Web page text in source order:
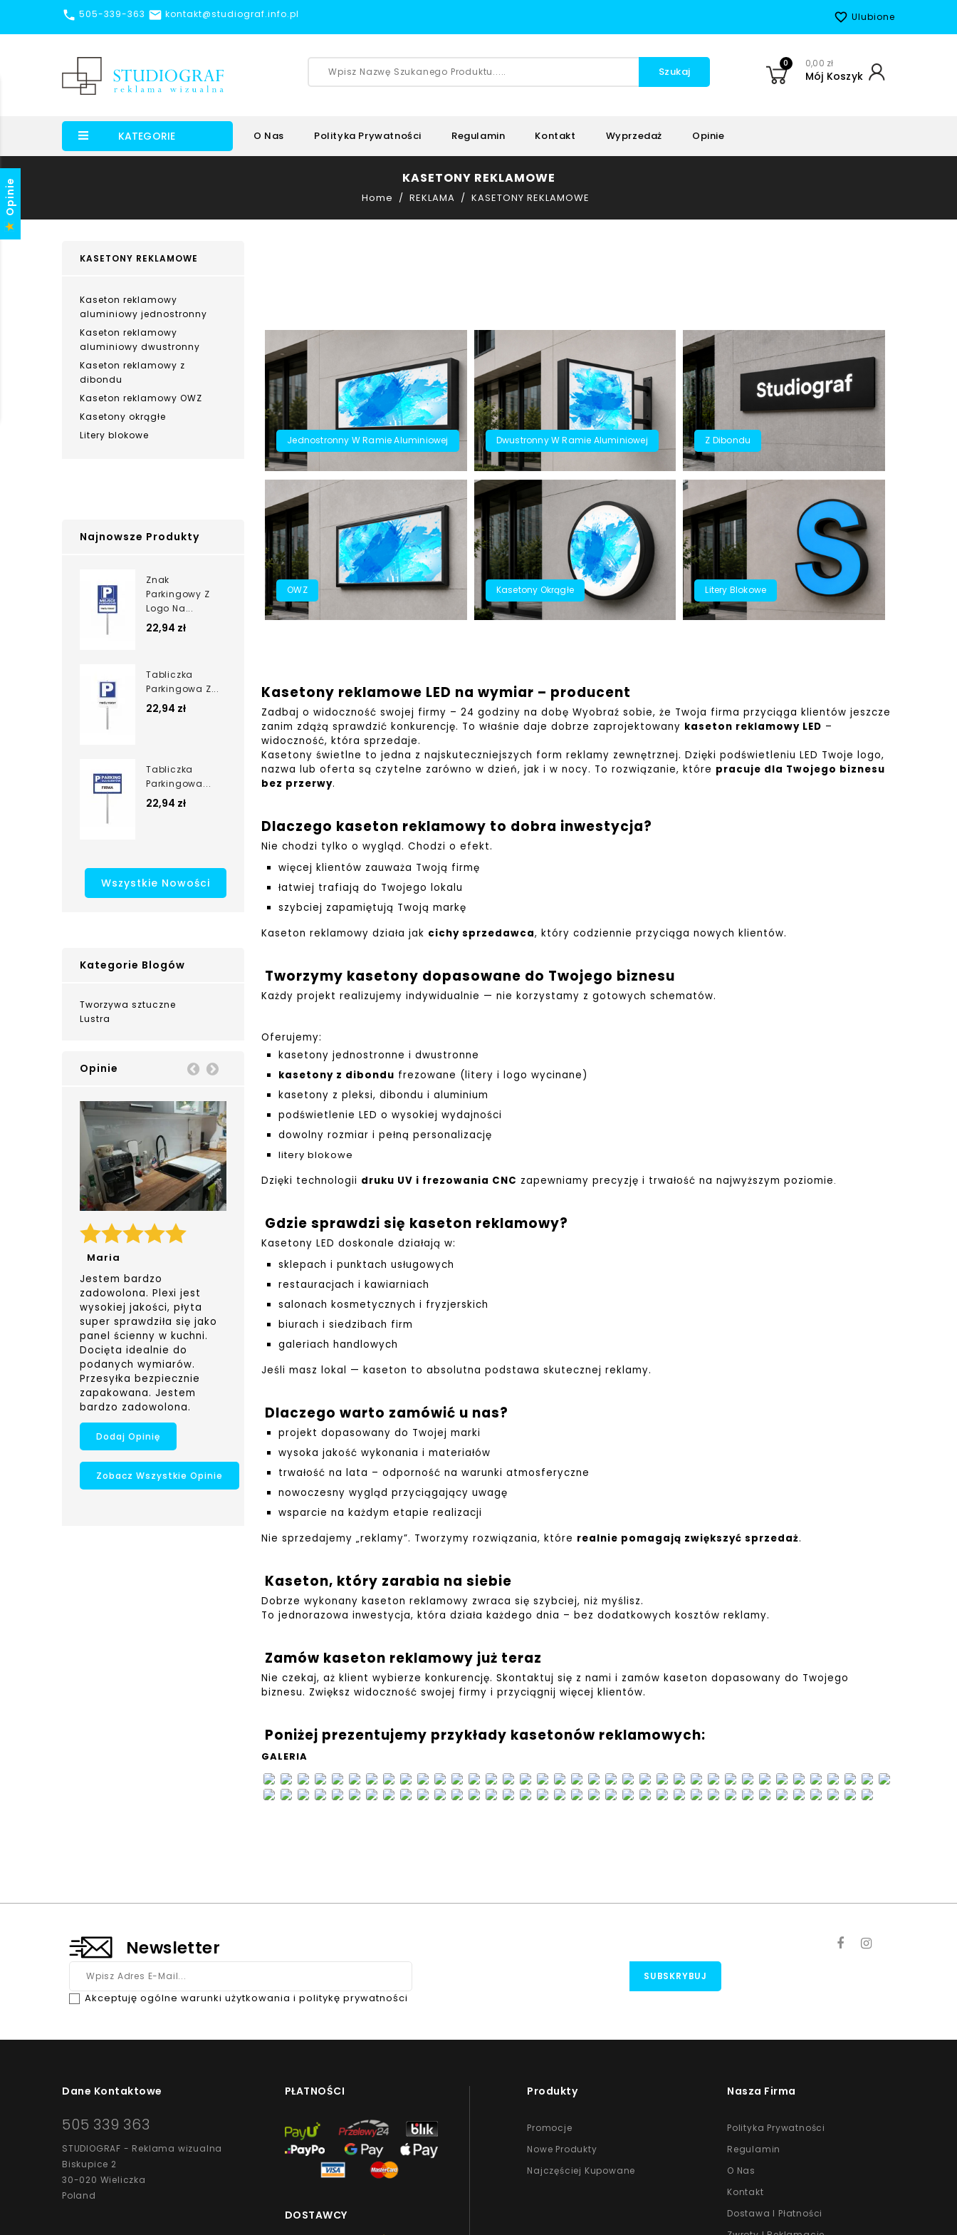
 505-339-363  kontakt@studiograf.info.pl favorite_border Ulubione
Szukaj
0 0,00 zł
Mój Koszyk
KATEGORIE O Nas Polityka Prywatności Regulamin Kontakt Wyprzedaż Opinie
KASETONY REKLAMOWE
Home REKLAMA KASETONY REKLAMOWE
KASETONY REKLAMOWE
Kaseton reklamowy
aluminiowy jednostronny
Kaseton reklamowy
aluminiowy dwustronny
Kaseton reklamowy z
dibondu
Kaseton reklamowy OWZ
Kasetony okrągłe
Litery blokowe
Najnowsze Produkty
Znak
Parkingowy Z
Logo Na...
22,94 zł
Tabliczka
Parkingowa Z...
22,94 zł
Tabliczka
Parkingowa...
22,94 zł
Wszystkie Nowości
Kategorie Blogów
Tworzywa sztuczne
Lustra
Opinie
Maria
Jestem bardzo
zadowolona. Plexi jest
wysokiej jakości, płyta
super sprawdziła się jako
panel ścienny w kuchni.
Docięta idealnie do
podanych wymiarów.
Przesyłka bezpiecznie
zapakowana. Jestem
bardzo zadowolona.
Prev
Dodaj Opinię
Zobacz Wszystkie Opinie
Jednostronny W Ramie Aluminiowej Dwustronny W Ramie Aluminiowej Z Dibondu
OWZ Kasetony Okrągłe Litery Blokowe
Kasetony reklamowe LED na wymiar – producent
Zadbaj o widoczność swojej firmy – 24 godziny na dobę Wyobraź sobie, że Twoja firma przyciąga klientów jeszcze
zanim zdążą sprawdzić konkurencję. To właśnie daje dobrze zaprojektowany kaseton reklamowy LED –
widoczność, która sprzedaje.
Kasetony świetlne to jedna z najskuteczniejszych form reklamy zewnętrznej.Dzięki podświetleniu LED Twoje logo,
nazwa lub oferta są czytelne zarówno w dzień, jak i w nocy. To rozwiązanie, które pracuje dla Twojego biznesu
bez przerwy.
Dlaczego kaseton reklamowy to dobra inwestycja?
Nie chodzi tylko o wygląd. Chodzi o efekt.
więcej klientów zauważa Twoją firmę
łatwiej trafiają do Twojego lokalu
szybciej zapamiętują Twoją markę
Kaseton reklamowy działa jak cichy sprzedawca, który codziennie przyciąga nowych klientów.
Tworzymy kasetony dopasowane do Twojego biznesu
Każdy projekt realizujemy indywidualnie — nie korzystamy z gotowych schematów.
Oferujemy:
kasetony jednostronne i dwustronne
kasetony z dibondu frezowane (litery i logo wycinane)
kasetony z pleksi, dibondu i aluminium
podświetlenie LED o wysokiej wydajności
dowolny rozmiar i pełną personalizację
litery blokowe
Dzięki technologii druku UV i frezowania CNC zapewniamy precyzję i trwałość na najwyższym poziomie.
Gdzie sprawdzi się kaseton reklamowy?
Kasetony LED doskonale działają w:
sklepach i punktach usługowych
restauracjach i kawiarniach
salonach kosmetycznych i fryzjerskich
biurach i siedzibach firm
galeriach handlowych
Jeśli masz lokal — kaseton to absolutna podstawa skutecznej reklamy.
Dlaczego warto zamówić u nas?
projekt dopasowany do Twojej marki
wysoka jakość wykonania i materiałów
trwałość na lata – odporność na warunki atmosferyczne
nowoczesny wygląd przyciągający uwagę
wsparcie na każdym etapie realizacji
Nie sprzedajemy „reklamy”. Tworzymy rozwiązania, które realnie pomagają zwiększyć sprzedaż.
Kaseton, który zarabia na siebie
Dobrze wykonany kaseton reklamowy zwraca się szybciej, niż myślisz.
To jednorazowa inwestycja, która działa każdego dnia – bez dodatkowych kosztów reklamy.
Zamów kaseton reklamowy już teraz
Nie czekaj, aż klient wybierze konkurencję.Skontaktuj się z nami i zamów kaseton dopasowany do Twojego
biznesu. Zwiększ widoczność swojej firmy i przyciągnij więcej klientów.
Poniżej prezentujemy przykłady kasetonów reklamowych:
GALERIA
Newsletter
Akceptuję ogólne warunki użytkowania i politykę prywatności
Dane Kontaktowe
505 339 363
STUDIOGRAF - Reklama wizualna
Biskupice 2
30-020 Wieliczka
Poland
PŁATNOŚCI
DOSTAWCY
Produkty
Promocje
Nowe Produkty
Najczęściej Kupowane
Nasza Firma
Polityka Prywatności
Regulamin
O Nas
Kontakt
Dostawa I Płatności
Opinie